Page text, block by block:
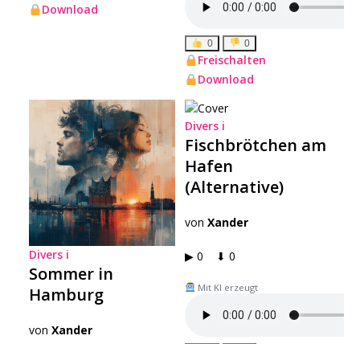
Download
0 0
Freischalten
Download
Divers i
Sommer in
Hamburg
von Xander
Divers i
Fischbrötchen am
Hafen
(Alternative)
von Xander
▶ 0 ⬇ 0
Mit KI erzeugt